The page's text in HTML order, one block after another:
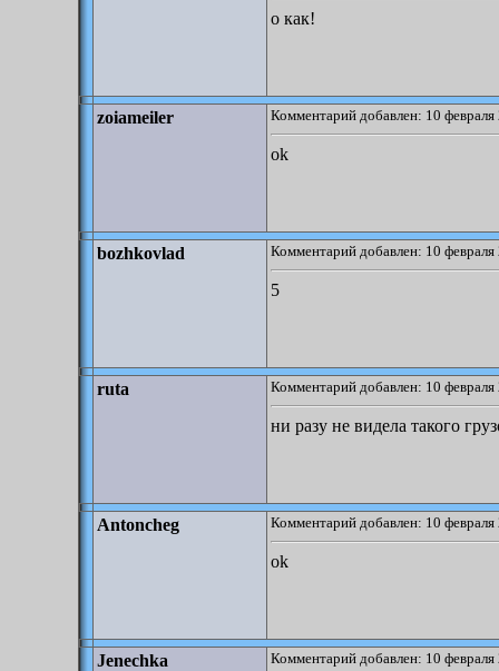
о как!
zoiameiler Комментарий добавлен: 10
ok
bozhkovlad Комментарий добавлен: 10
5
ruta Комментарий добавлен: 10
ни разу не видела такого
Antoncheg Комментарий добавлен: 10
ok
Jenechka Комментарий добавлен: 10